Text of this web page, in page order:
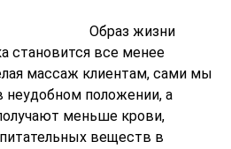
Образ жизни
становится все менее
массаж клиентам, сами мы
неудобном положении, а
меньше крови,
веществ в